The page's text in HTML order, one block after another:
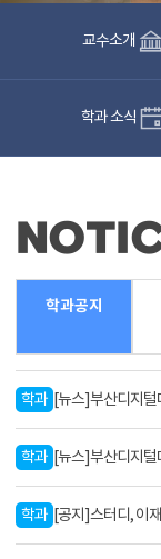
교수소개
학과 소식
학과공지
과
지
학과
학과 [뉴스]부산디지털
학과 [공지]스터디, 이